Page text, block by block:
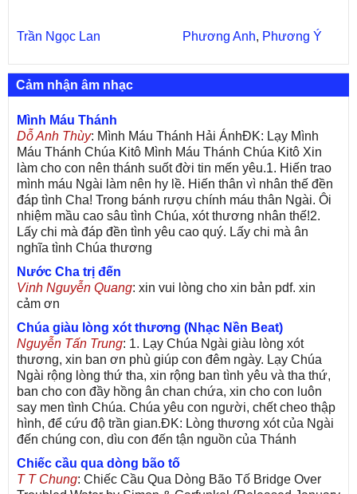
Trần Ngọc Lan Phương Anh, Phương Ý
Cảm nhận âm nhạc
Mình Máu Thánh
Dỗ Anh Thùy: Mình Máu Thánh Hải ÁnhĐK: Lạy Mình
Máu Thánh Chúa Kitô Mình Máu Thánh Chúa Kitô Xin
làm cho con nên thánh suốt đời tin mến yêu.1. Hiến trao
mình máu Ngài làm nên hy lề. Hiến thân vì nhân thế đền
đáp tình Cha! Trong bánh rượu chính máu thân Ngài. Ôi
nhiệm mầu cao sâu tình Chúa, xót thương nhân thế!2.
Lấy chi mà đáp đền tình yêu cao quý. Lấy chi mà ân
nghĩa tình Chúa thương
Nước Cha trị đến
Vinh Nguyễn Quang: xin vui lòng cho xin bản pdf. xin
cảm ơn
Chúa giàu lòng xót thương (Nhạc Nền Beat)
Nguyễn Tấn Trung: 1. Lạy Chúa Ngài giàu lòng xót
thương, xin ban ơn phù giúp con đêm ngày. Lạy Chúa
Ngài rộng lòng thứ tha, xin rộng ban tình yêu và tha thứ,
ban cho con đầy hồng ân chan chứa, xin cho con luôn
say men tình Chúa. Chúa yêu con người, chết cheo thập
hình, để cứu độ trần gian.ĐK: Lòng thương xót của Ngài
đến chúng con, dìu con đến tận nguồn của Thánh
Chiếc cầu qua dòng bão tố
T T Chung: Chiếc Cầu Qua Dòng Bão Tố Bridge Over